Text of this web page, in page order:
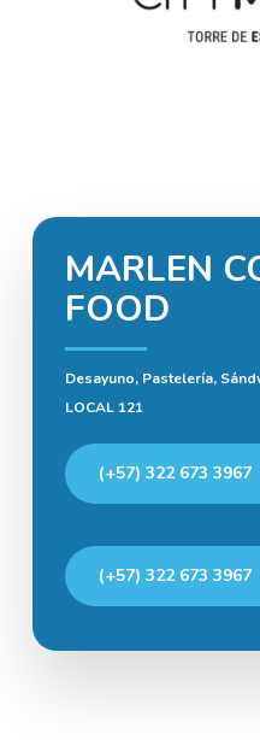
MARLEN
FOOD
Desayuno, Pastelería,
LOCAL 121
(+57) 322 673 3967
(+57) 322 673 3967